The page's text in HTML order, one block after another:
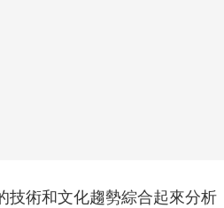
技術和文化趨勢綜合起來分析